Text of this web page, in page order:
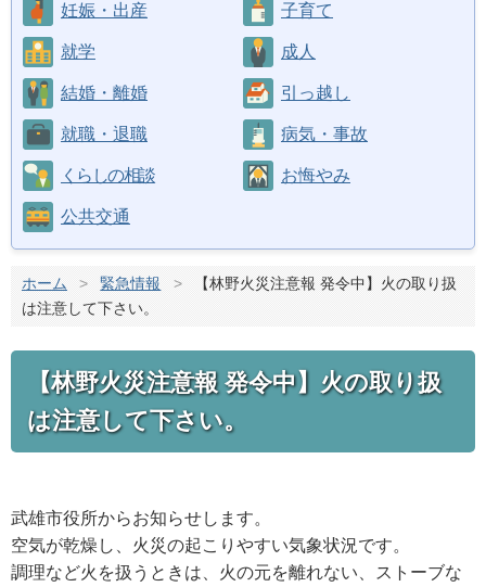
妊娠・出産 子育て
就学 成人
結婚・離婚 引っ越し
就職・退職 病気・事故
くらしの相談 お悔やみ
公共交通
ホーム > 緊急情報 >
【林野火災注意報 発令中】火の取り扱
は注意して下さい。
【林野火災注意報 発令中】火の取り扱
は注意して下さい。
武雄市役所からお知らせします。
空気が乾燥し、火災の起こりやすい気象状況です。
調理など火を扱うときは、火の元を離れない、ストーブな